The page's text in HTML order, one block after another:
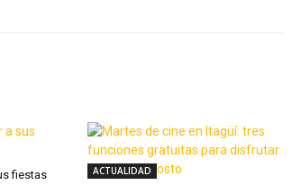
fiestas ACTUALIDAD